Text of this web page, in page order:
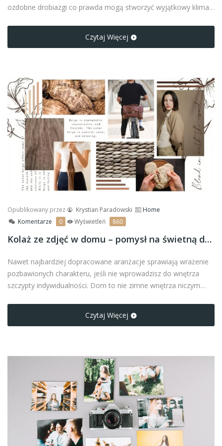
ozdobne drobiazgi co prawda mogą stworzyć wyjątkowy klimat
Czytaj Więcej
Opublikowany przez Krystian Paradowski
Home
Komentarze
0 Wyświetleń 860
Kolaż ze zdjęć w domu – pomysł na świetną dekorację ścian
Nawet najbardziej dopracowane aranżacje sprawiają wrażenie
pozbawionych charakteru, jeśli nie wprowadzisz do wnętrza
szczypty indywidualności. Dom to nie zimne wnętrza niczym
mieszkania, to mamy dla ciebie idealną propozycję – kolaż ze
Czytaj Więcej